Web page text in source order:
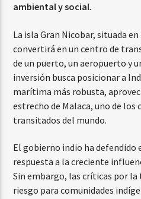
ambiental y social.
La isla Gran Nicobar, situada
convertirá en un centro de
de un puerto, un aeropuerto y
inversión busca posicionar a
marítima más robusta,
estrecho de Malaca, uno de
transitados del mundo.
El gobierno indio ha defendido
respuesta a la creciente
Sin embargo, las críticas por la
riesgo para comunidades